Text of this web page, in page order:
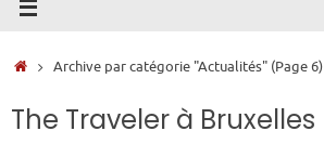
Accueil
Archive par catégorie "Actualités" (Page 6)
The Traveler à Bruxelles